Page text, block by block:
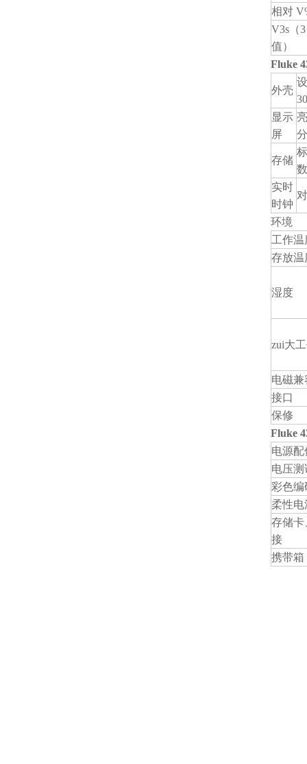
相对
V3s（
值）
Fluke
外壳
显示
屏
存储
实时
时钟
环境
工作温
存放温
湿度
zui大
电磁兼
接口
保修
Fluke
电源配
电压测
彩色编
柔性电
存储卡
接
携带箱